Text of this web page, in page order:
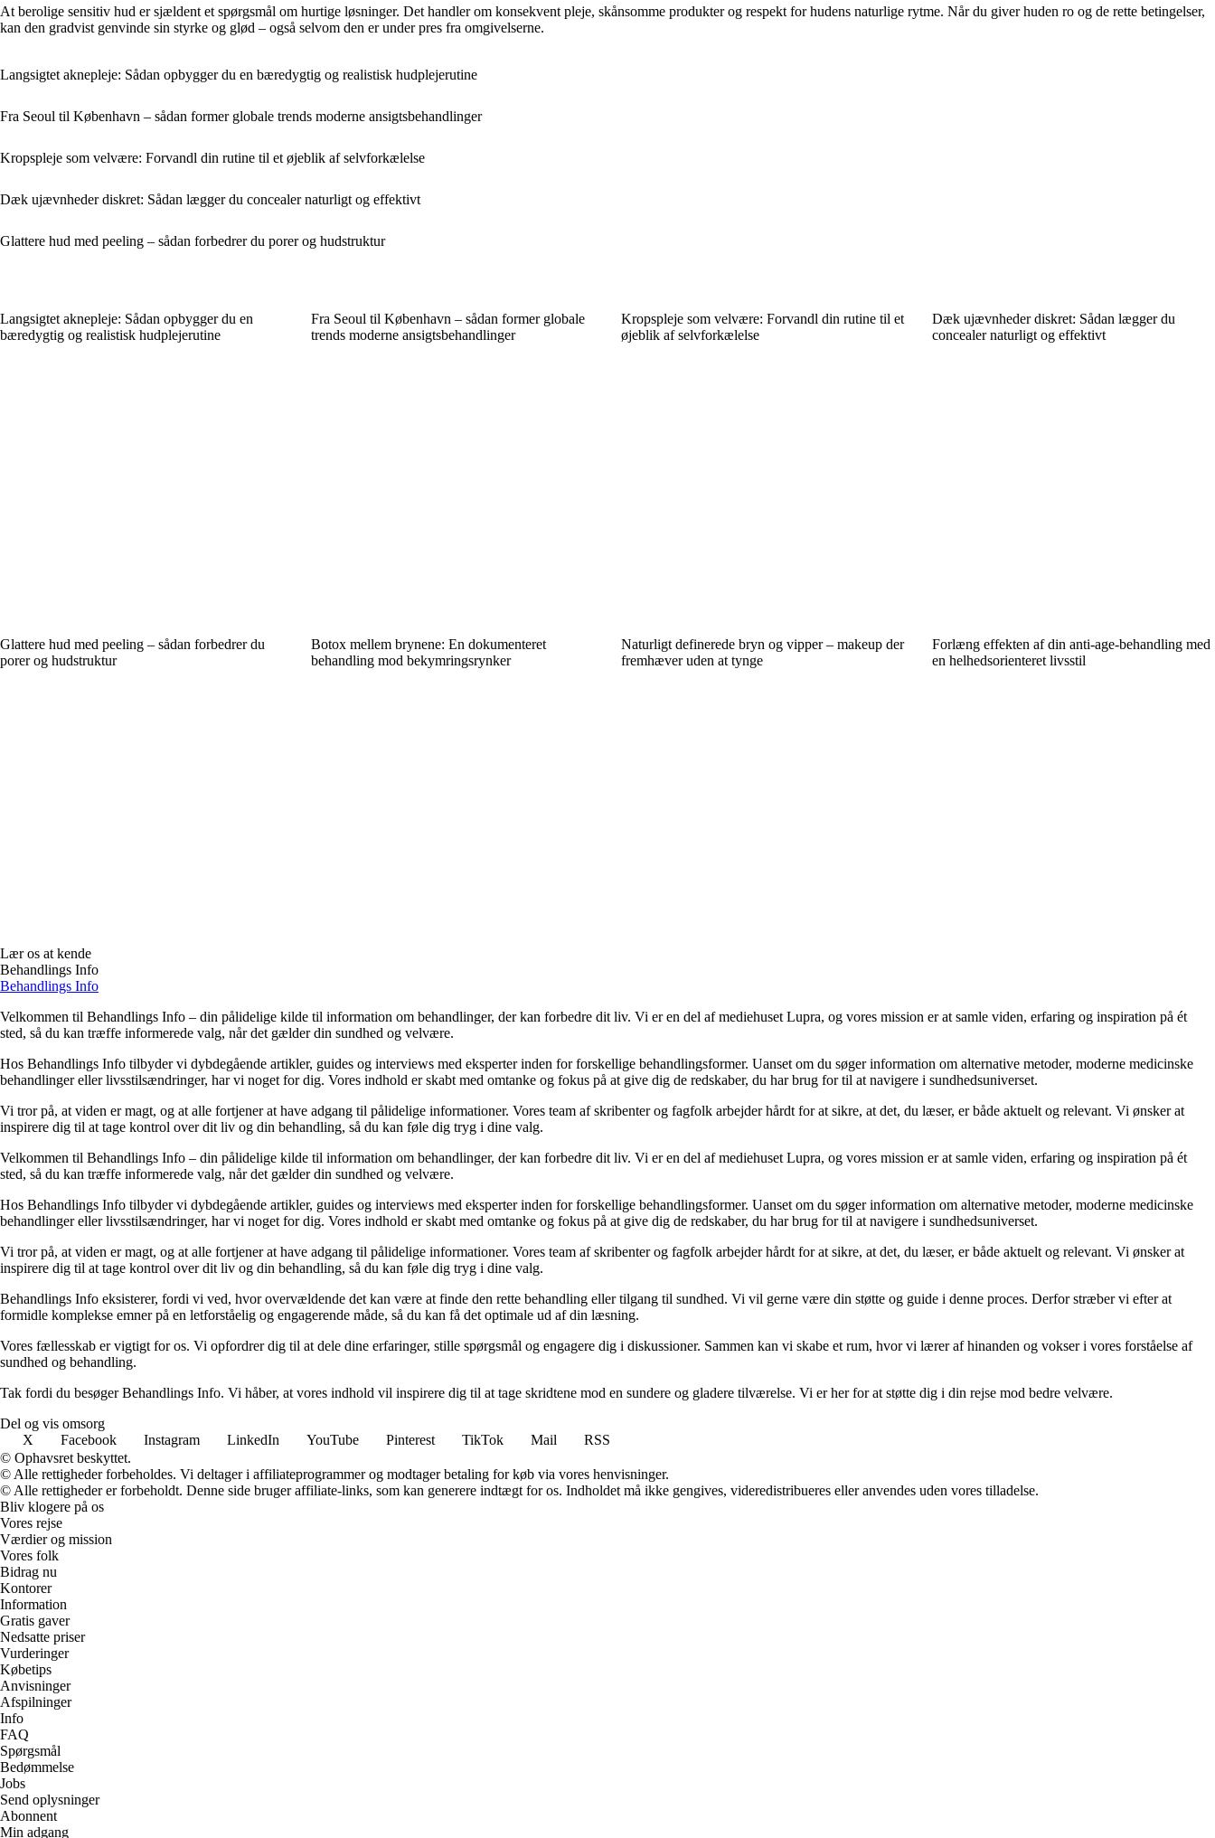
At berolige sensitiv hud er sjældent et spørgsmål om hurtige løsninger. Det handler om konsekvent pleje, skånsomme produkter og respekt for hudens naturlige rytme. Når du giver huden ro og de rette betingelser,
kan den gradvist genvinde sin styrke og glød – også selvom den er under pres fra omgivelserne.
Langsigtet aknepleje: Sådan opbygger du en bæredygtig og realistisk hudplejerutine
Fra Seoul til København – sådan former globale trends moderne ansigtsbehandlinger
Kropspleje som velvære: Forvandl din rutine til et øjeblik af selvforkælelse
Dæk ujævnheder diskret: Sådan lægger du concealer naturligt og effektivt
Glattere hud med peeling – sådan forbedrer du porer og hudstruktur
Langsigtet aknepleje: Sådan opbygger du en
bæredygtig og realistisk hudplejerutine
Fra Seoul til København – sådan former globale
trends moderne ansigtsbehandlinger
Kropspleje som velvære: Forvandl din rutine til et
øjeblik af selvforkælelse
Dæk ujævnheder diskret: Sådan lægger du
concealer naturligt og effektivt
Glattere hud med peeling – sådan forbedrer du
porer og hudstruktur
Botox mellem brynene: En dokumenteret
behandling mod bekymringsrynker
Naturligt definerede bryn og vipper – makeup der
fremhæver uden at tynge
Forlæng effekten af din anti-age-behandling med
en helhedsorienteret livsstil
Lær os at kende
Behandlings Info
Behandlings Info
Velkommen til Behandlings Info – din pålidelige kilde til information om behandlinger, der kan forbedre dit liv. Vi er en del af mediehuset Lupra, og vores mission er at samle viden, erfaring og inspiration på ét
sted, så du kan træffe informerede valg, når det gælder din sundhed og velvære.
Hos Behandlings Info tilbyder vi dybdegående artikler, guides og interviews med eksperter inden for forskellige behandlingsformer. Uanset om du søger information om alternative metoder, moderne medicinske
behandlinger eller livsstilsændringer, har vi noget for dig. Vores indhold er skabt med omtanke og fokus på at give dig de redskaber, du har brug for til at navigere i sundhedsuniverset.
Vi tror på, at viden er magt, og at alle fortjener at have adgang til pålidelige informationer. Vores team af skribenter og fagfolk arbejder hårdt for at sikre, at det, du læser, er både aktuelt og relevant. Vi ønsker at
inspirere dig til at tage kontrol over dit liv og din behandling, så du kan føle dig tryg i dine valg.
Velkommen til Behandlings Info – din pålidelige kilde til information om behandlinger, der kan forbedre dit liv. Vi er en del af mediehuset Lupra, og vores mission er at samle viden, erfaring og inspiration på ét
sted, så du kan træffe informerede valg, når det gælder din sundhed og velvære.
Hos Behandlings Info tilbyder vi dybdegående artikler, guides og interviews med eksperter inden for forskellige behandlingsformer. Uanset om du søger information om alternative metoder, moderne medicinske
behandlinger eller livsstilsændringer, har vi noget for dig. Vores indhold er skabt med omtanke og fokus på at give dig de redskaber, du har brug for til at navigere i sundhedsuniverset.
Vi tror på, at viden er magt, og at alle fortjener at have adgang til pålidelige informationer. Vores team af skribenter og fagfolk arbejder hårdt for at sikre, at det, du læser, er både aktuelt og relevant. Vi ønsker at
inspirere dig til at tage kontrol over dit liv og din behandling, så du kan føle dig tryg i dine valg.
Behandlings Info eksisterer, fordi vi ved, hvor overvældende det kan være at finde den rette behandling eller tilgang til sundhed. Vi vil gerne være din støtte og guide i denne proces. Derfor stræber vi efter at
formidle komplekse emner på en letforståelig og engagerende måde, så du kan få det optimale ud af din læsning.
Vores fællesskab er vigtigt for os. Vi opfordrer dig til at dele dine erfaringer, stille spørgsmål og engagere dig i diskussioner. Sammen kan vi skabe et rum, hvor vi lærer af hinanden og vokser i vores forståelse af
sundhed og behandling.
Tak fordi du besøger Behandlings Info. Vi håber, at vores indhold vil inspirere dig til at tage skridtene mod en sundere og gladere tilværelse. Vi er her for at støtte dig i din rejse mod bedre velvære.
Del og vis omsorg
X
Facebook Instagram LinkedIn YouTube Pinterest TikTok Mail
RSS
© Ophavsret beskyttet.
© Alle rettigheder forbeholdes. Vi deltager i affiliateprogrammer og modtager betaling for køb via vores henvisninger.
© Alle rettigheder er forbeholdt. Denne side bruger affiliate-links, som kan generere indtægt for os. Indholdet må ikke gengives, videredistribueres eller anvendes uden vores tilladelse.
Bliv klogere på os
Vores rejse
Værdier og mission
Vores folk
Bidrag nu
Kontorer
Information
Gratis gaver
Nedsatte priser
Vurderinger
Købetips
Anvisninger
Afspilninger
Info
FAQ
Spørgsmål
Bedømmelse
Jobs
Send oplysninger
Abonnent
Min adgang